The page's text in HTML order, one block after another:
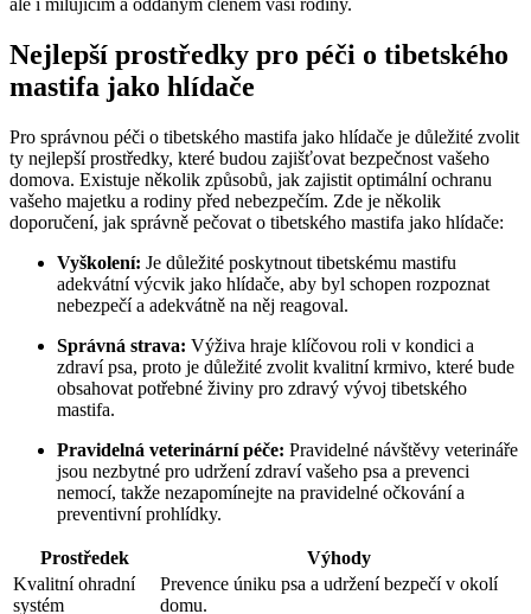
Nejlepší prostředky pro péči o tibetského
mastifa jako hlídače
Pro správnou péči o tibetského mastifa jako hlídače je důležité zvolit
ty nejlepší prostředky, které budou zajišťovat bezpečnost vašeho
domova. Existuje několik způsobů, jak zajistit optimální ochranu
vašeho majetku a rodiny před nebezpečím. Zde je několik
doporučení, jak správně pečovat o tibetského mastifa jako hlídače:
Vyškolení: Je důležité poskytnout tibetskému mastifu
adekvátní výcvik jako hlídače, aby byl schopen rozpoznat
nebezpečí a adekvátně na něj reagoval.
Správná strava: Výživa hraje klíčovou roli v kondici a
zdraví psa, proto je důležité zvolit kvalitní krmivo, které bude
obsahovat potřebné živiny pro zdravý vývoj tibetského
mastifa.
Pravidelná veterinární péče: Pravidelné návštěvy veterináře
jsou nezbytné pro udržení zdraví vašeho psa a prevenci
nemocí, takže nezapomínejte na pravidelné očkování a
preventivní prohlídky.
Prostředek
Výhody
Kvalitní ohradní
systém
Prevence úniku psa a udržení bezpečí v okolí
domu.